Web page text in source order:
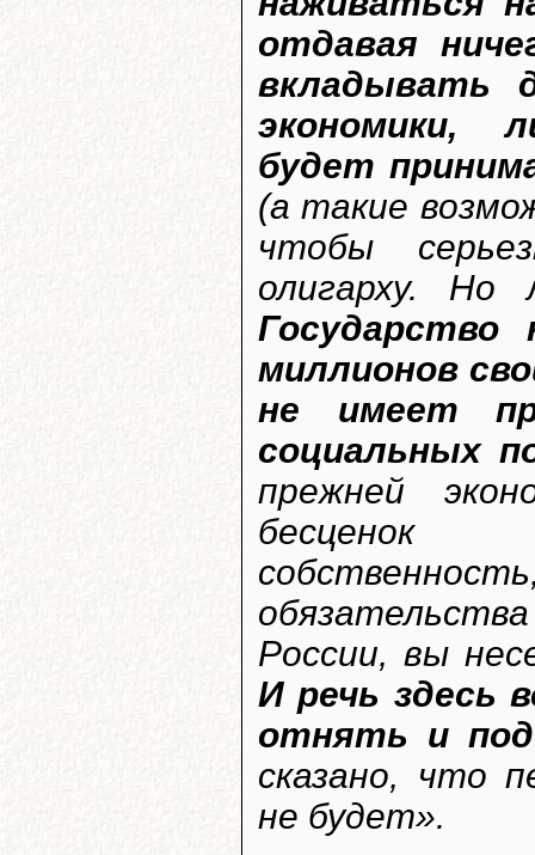
отдавая
вкладывать
экономики,
будет
(а такие
чтобы
олигарху.
миллионов
не имеет
социальных
прежней
бесценок
России, вы
И речь здесь
отнять и
сказано, что
не будет».